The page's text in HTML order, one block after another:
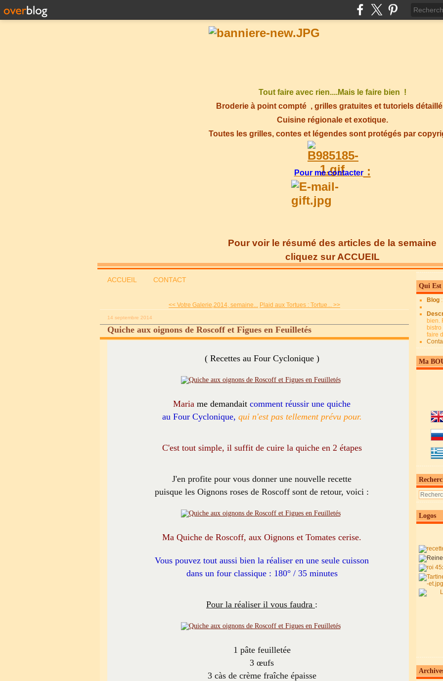
Tout faire avec rien....Mais le faire bien !
Broderie à point compté , grilles gratuites et tutoriels
Cuisine régionale et exotique.
Toutes les grilles, contes et légendes sont protégés par
Pour me contacter:
Pour voir le résumé des articles de la semaine
cliquez sur ACCUEIL
ACCUEIL CONTACT
<< Votre Galerie,2014, semaine... Plaid aux Tortues : Tortue... >>
14 septembre 2014
Quiche aux oignons de Roscoff et Figues en Feuilletés
( Recettes au Four Cyclonique )
Maria me demandait comment réussir une quiche
au Four Cyclonique, qui n'est pas tellement prévu pour.
C'est tout simple, il suffit de cuire la quiche en 2 étapes
J'en profite pour vous donner une nouvelle recette
puisque les Oignons roses de Roscoff sont de retour, voici :
Ma Quiche de Roscoff, aux Oignons et Tomates cerise.
Vous pouvez tout aussi bien la réaliser en une seule cuisson
dans un four classique : 180° / 35 minutes
Pour la réaliser il vous faudra :
1 pâte feuilletée
3 œufs
3 càs de crème fraîche épaisse
Qui Est
Blog
bien.
faire
Ma
Logos